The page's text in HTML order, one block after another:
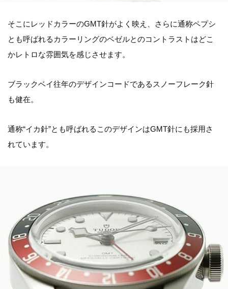
そこにレッドカラーのGMT針がよく映え、さらに通称ペプシ
とも呼ばれるカラーリングのベゼルとのコントラストはどこ
かレトロな雰囲気を感じさせます。
ブラックベイ往年のデザインコードであるスノーフレーク針
も健在。
通称“イカ針”とも呼ばれるこのデザインはGMT針にも採用さ
れています。